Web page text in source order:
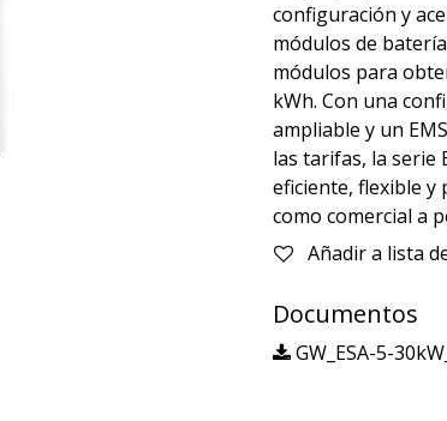
configuración y
módulos de
módulos para
kWh. Con una
ampliable y un
las tarifas, la serie
eficiente, flexible
como comercial a
Añadir a lista
Documentos
GW_ESA-5-